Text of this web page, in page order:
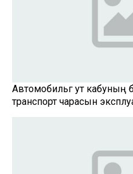
Автомобильгә ут кабуның
транспорт чарасын